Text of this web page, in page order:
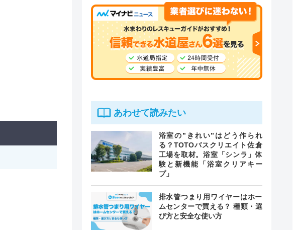
あわせて読みたい
浴室の”きれい”はどう作られ
る？TOTOバスクリエイト佐倉
工場を取材。浴室「シンラ」体
験と新機能「浴室クリアキー
プ」
排水管つまり用ワイヤーはホー
ムセンターで買える？ 種類・選
び方と安全な使い方